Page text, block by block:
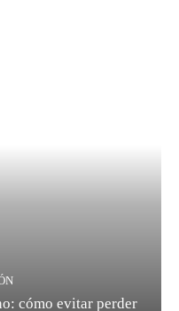
cómo evitar perder